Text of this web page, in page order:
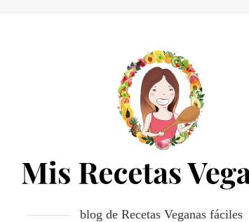
blog de Recetas Veganas fáciles